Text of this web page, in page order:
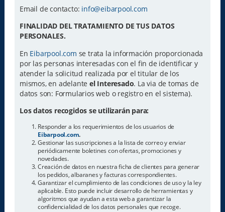
Email de contacto: info@eibarpool.com
FINALIDAD DEL TRATAMIENTO DE TUS DATOS
PERSONALES.
En Eibarpool.com se trata la información proporcionada
por las personas interesadas con el fin de identificar y
atender la solicitud realizada por el titular de los
mismos, en adelante el Interesado. La via de tomas de
datos son: Formularios web o registro en el sistema).
Los datos recogidos se utilizarán para:
Responder a los requerimientos de los usuarios de
Eibarpool.com.
Gestionar las suscripciones a la lista de correo y enviar
periódicamente boletines con ofertas, promociones y
novedades.
Creación de datos en nuestra ficha de clientes para generar
los pedidos, albaranes y facturas correspondientes.
Garantizar el cumplimiento de las condiciones de uso y la ley
aplicable. Esto puede incluir desarrollo de herramientas y
algoritmos que ayudan a esta web a garantizar la
confidencialidad de los datos personales que recoge.